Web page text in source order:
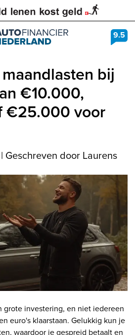
9.5
bij
€10.000,
voor
| Geschreven door Laurens
grote investering, en niet iedereen
euro's klaarstaan. Gelukkig kun je
waardoor je gespreid betaalt en